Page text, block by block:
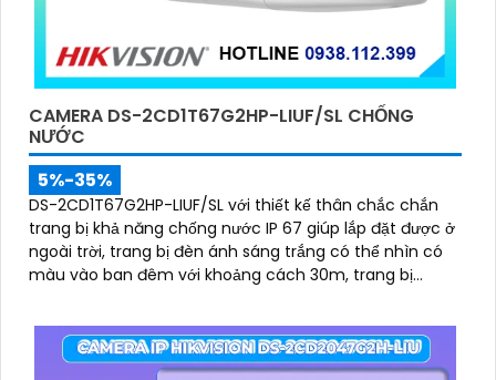
CAMERA DS-2CD1T67G2HP-LIUF/SL CHỐNG
NƯỚC
5%-35%
DS-2CD1T67G2HP-LIUF/SL với thiết kế thân chắc chắn
trang bị khả năng chống nước IP 67 giúp lắp đặt được ở
ngoài trời, trang bị đèn ánh sáng trắng có thể nhìn có
màu vào ban đêm với khoảng cách 30m, trang bị